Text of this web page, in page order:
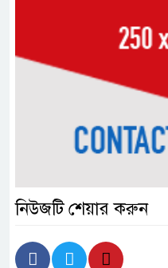
নিউজটি শেয়ার করুন